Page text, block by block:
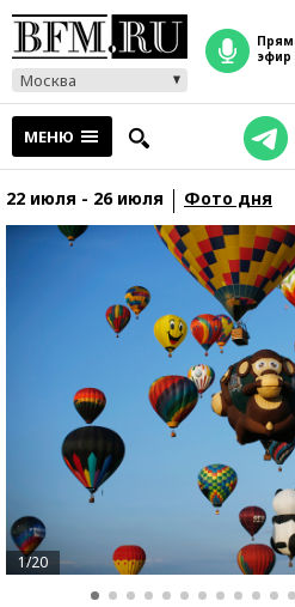
Москва
прямой
эфир
МЕНЮ
22 июля - 26 июля Фото дня
1/20